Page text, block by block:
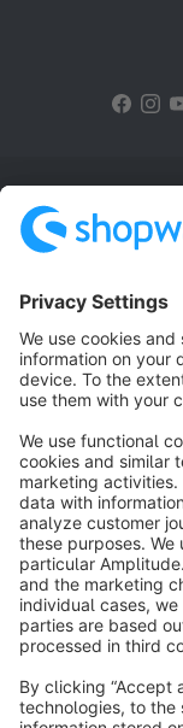
Terms &
Copyright
Notice: * All prices